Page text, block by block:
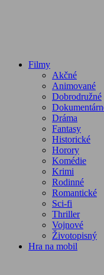
Filmy
Akčné
Animované
Dobrodružné
Dráma
Fantasy
Historické
Horory
Komédie
Krimi
Rodinné
Romantické
Sci-fi
Thriller
Vojnové
Životopisný
Hra na mobil